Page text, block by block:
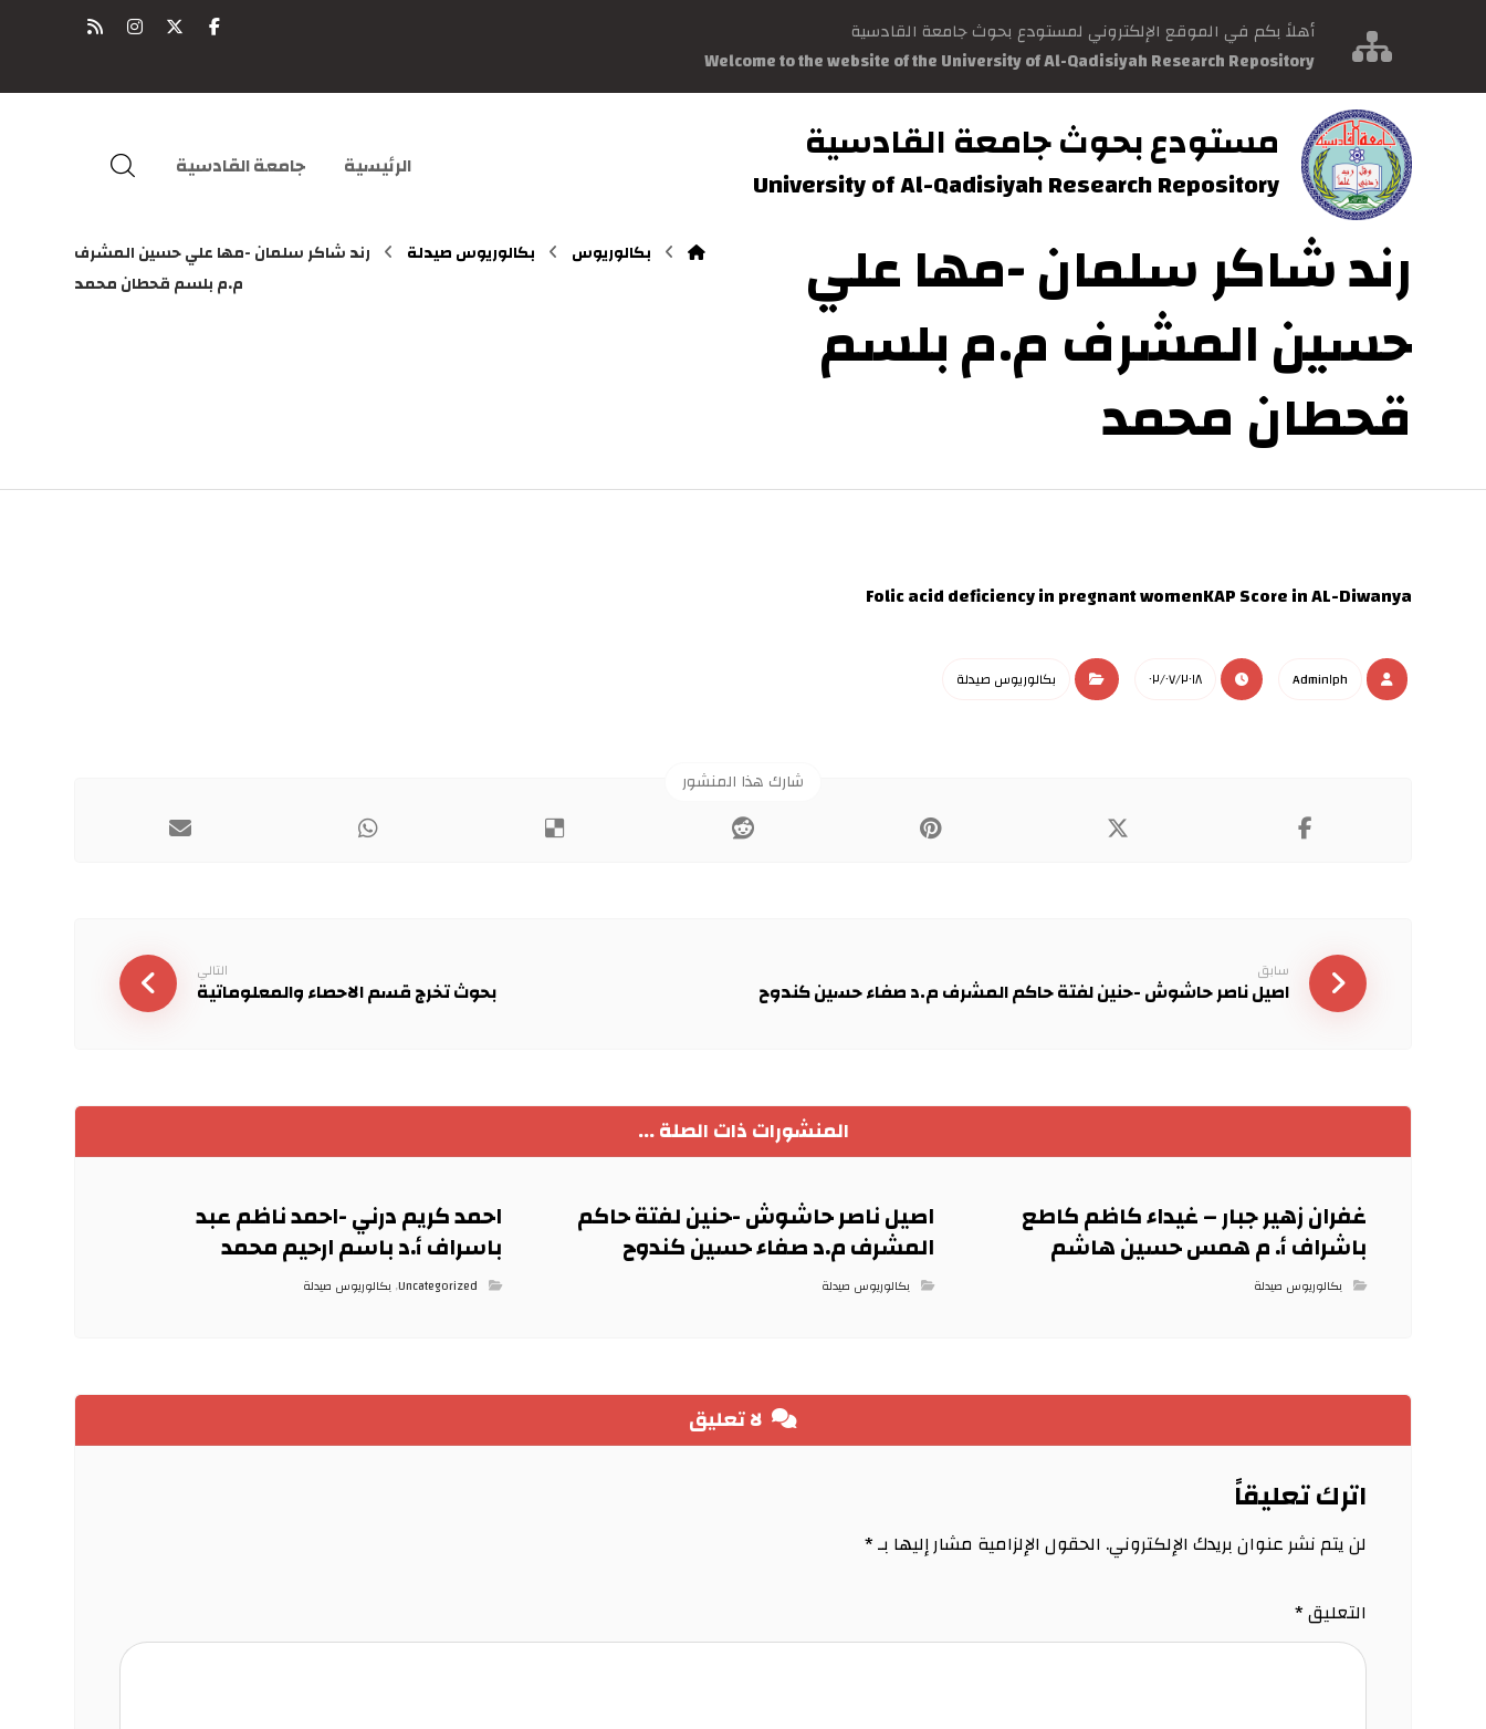
أهلاً بكم في الموقع الإلكتروني لمستودع بحوث جامعة القادسية
Welcome to the website of the University of Al-Qadisiyah Research Repository
مستودع بحوث جامعة القادسية
University of Al-Qadisiyah Research Repository الرئيسية جامعة القادسية
رند شاكر سلمان -مها علي
حسين المشرف م.م بلسم
قحطان محمد
بكالوريوس بكالوريوس صيدلة
رند شاكر سلمان -مها علي حسين المشرف
م.م بلسم قحطان محمد
Folic acid deficiency in pregnant womenKAP Score in AL-Diwanya
Admin١ph ٠٢/٠٧/٢٠١٨ بكالوريوس صيدلة
سابق
اصيل ناصر حاشوش -حنين لفتة حاكم المشرف م.د صفاء حسين كندوح
التالي
بحوث تخرج قسم الاحصاء والمعلوماتية
المنشورات ذات الصلة ...
غفران زهير جبار – غيداء كاظم كاطع
باشراف أ. م همس حسين هاشم
بكالوريوس صيدلة
اصيل ناصر حاشوش -حنين لفتة حاكم
المشرف م.د صفاء حسين كندوح
بكالوريوس صيدلة
احمد كريم درني -احمد ناظم عبد
باسراف أ.د باسم ارحيم محمد
Uncategorized
, بكالوريوس صيدلة
لا تعليق
اترك تعليقاً
لن يتم نشر عنوان بريدك الإلكتروني. الحقول الإلزامية مشار إليها بـ*
التعليق*